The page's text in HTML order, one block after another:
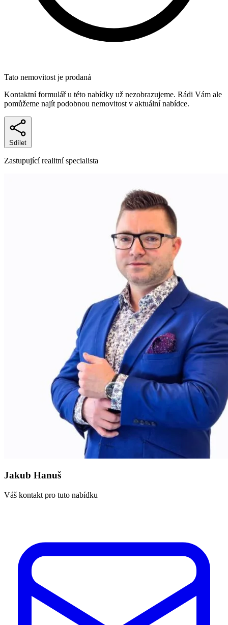
Tato nemovitost je prodaná
Kontaktní formulář u této nabídky už nezobrazujeme. Rádi Vám ale
pomůžeme najít podobnou nemovitost v aktuální nabídce.
Sdílet
Zastupující realitní specialista
Jakub Hanuš
Váš kontakt pro tuto nabídku